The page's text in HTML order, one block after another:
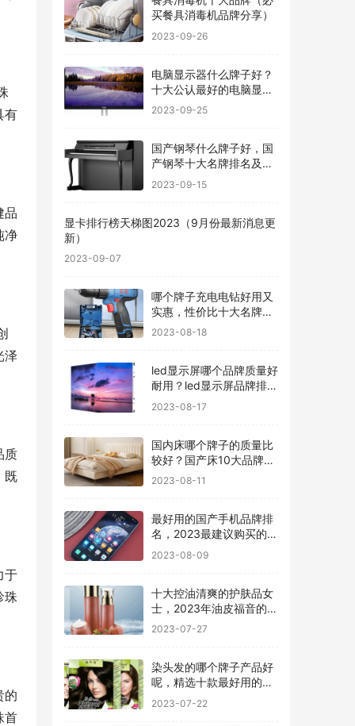
有
品
净
泽
质
既
于
珠
的
首
买餐具消毒机品牌分享）
2023-09-26
电脑显示器什么牌子好？
十大公认最好的电脑显示
器
2023-09-25
国产钢琴什么牌子好，国
产钢琴十大名牌排名及价
格
2023-09-15
显卡排行榜天梯图2023（9月份最新消息更
新）
2023-09-07
哪个牌子充电电钻好用又
实惠，性价比十大名牌充
电电钻排名
2023-08-18
led显示屏哪个品牌质量好
耐用？led显示屏品牌排行
前十名
2023-08-17
国内床哪个牌子的质量比
较好？国产床10大品牌最
新排名
2023-08-11
最好用的国产手机品牌排
名，2023最建议购买的5
款手机
2023-08-09
十大控油清爽的护肤品女
士，2023年油皮福音的护
肤品有哪些
2023-07-27
染头发的哪个牌子产品好
呢，精选十款最好用的染
发剂品牌
2023-07-22